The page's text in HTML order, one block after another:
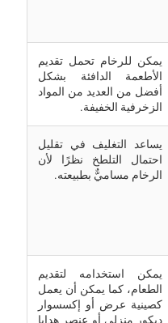
يمكن للرخام تحمل تقديم
الأطعمة الدافئة بشكل
أفضل من العديد من المواد
الزخرفية الخفيفة.
يساعد التغليف في تقليل
احتمال التلطخ نظرًا لأن
الرخام مساميٌّ بطبيعته.
يمكن استخدامه لتقديم
الطعام، كما يمكن أن يعمل
كصينية عرض أو إكسسوار
ديكور منزلي أو عنصر هدايا